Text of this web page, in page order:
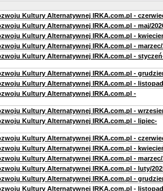
Kultury Alternatywnej IRKA.com.pl -
Kultury Alternatywnej IRKA.com.pl - maj/
Kultury Alternatywnej IRKA.com.pl -
Kultury Alternatywnej IRKA.com.pl - marzec/
Kultury Alternatywnej IRKA.com.pl -
Kultury Alternatywnej IRKA.com.pl -
Kultury Alternatywnej IRKA.com.pl -
Kultury Alternatywnej IRKA.com.pl -
Kultury Alternatywnej IRKA.com.pl -
Kultury Alternatywnej IRKA.com.pl - lipiec-
Kultury Alternatywnej IRKA.com.pl -
Kultury Alternatywnej IRKA.com.pl -
Kultury Alternatywnej IRKA.com.pl - marzec/
Kultury Alternatywnej IRKA.com.pl - luty/
Kultury Alternatywnej IRKA.com.pl -
Kultury Alternatywnej IRKA.com.pl -